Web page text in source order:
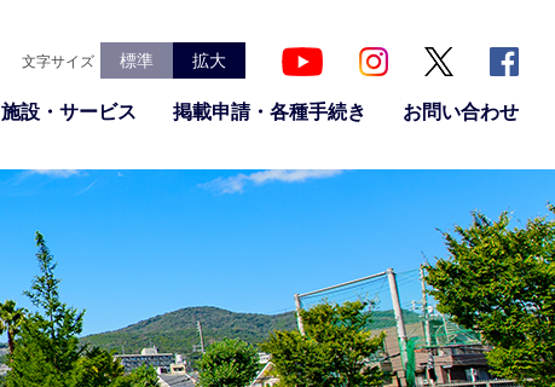
文字サイズ 標準 拡大
施設・サービス 掲載申請・各種手続き お問い合わせ